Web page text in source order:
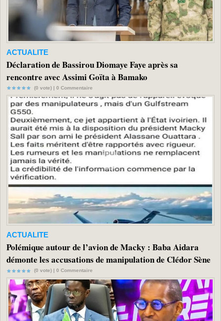
ACTUALITE
Déclaration de Bassirou Diomaye Faye après sa
rencontre avec Assimi Goïta à Bamako
(0 vote) | 0 Commentaire
ACTUALITE
Polémique autour de l’avion de Macky : Baba Aidara
démonte les accusations de manipulation de Clédor Sène
(0 vote) | 0 Commentaire